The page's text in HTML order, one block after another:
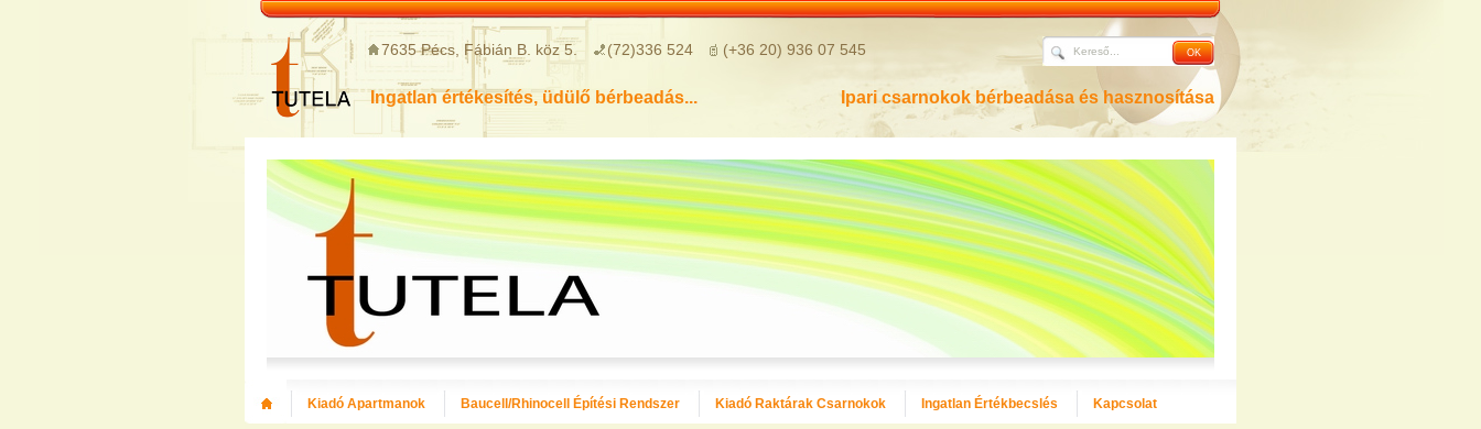
7635 Pécs, Fábián B. köz 5. (72)336 524 (+36 20) 936 07 545
Ingatlan értékesítés, üdülő bérbeadás... Ipari csarnokok bérbeadása és hasznosítása
Kiadó Apartmanok Baucell/Rhinocell Építési Rendszer Kiadó Raktárak Csarnokok Ingatlan Értékbecslés Kapcsolat